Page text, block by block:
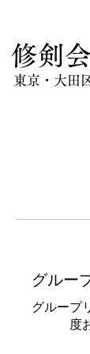
修剣
東京・大田
グルー
グループ
度